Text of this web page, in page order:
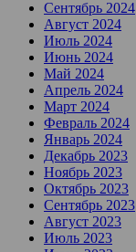
Сентябрь 2024
Август 2024
Июль 2024
Июнь 2024
Май 2024
Апрель 2024
Март 2024
Февраль 2024
Январь 2024
Декабрь 2023
Ноябрь 2023
Октябрь 2023
Сентябрь 2023
Август 2023
Июль 2023